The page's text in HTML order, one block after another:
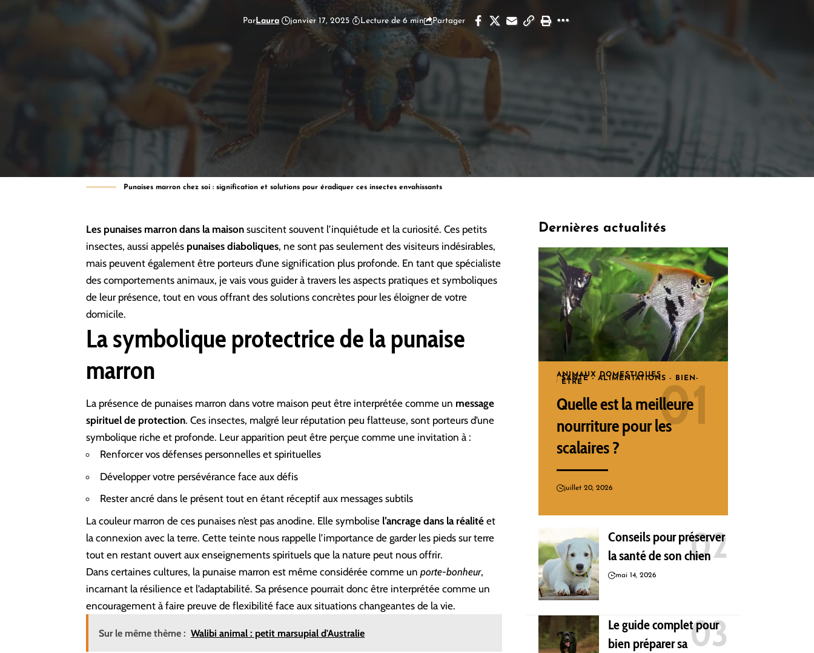
Par Laura janvier 17, 2025 Lecture de 6 min Partager
Punaises marron chez soi : signification et solutions pour éradiquer ces insectes envahissants
Les punaises marron dans la maison suscitent souvent l’inquiétude et la curiosité. Ces petits
insectes, aussi appelés punaises diaboliques, ne sont pas seulement des visiteurs indésirables,
mais peuvent également être porteurs d’une signification plus profonde. En tant que spécialiste
des comportements animaux, je vais vous guider à travers les aspects pratiques et symboliques
de leur présence, tout en vous offrant des solutions concrètes pour les éloigner de votre
domicile.
La symbolique protectrice de la punaise
marron
La présence de punaises marron dans votre maison peut être interprétée comme un message
spirituel de protection. Ces insectes, malgré leur réputation peu flatteuse, sont porteurs d’une
symbolique riche et profonde. Leur apparition peut être perçue comme une invitation à :
Renforcer vos défenses personnelles et spirituelles
Développer votre persévérance face aux défis
Rester ancré dans le présent tout en étant réceptif aux messages subtils
La couleur marron de ces punaises n’est pas anodine. Elle symbolise l’ancrage dans la réalité et
la connexion avec la terre. Cette teinte nous rappelle l’importance de garder les pieds sur terre
tout en restant ouvert aux enseignements spirituels que la nature peut nous offrir.
Dans certaines cultures, la punaise marron est même considérée comme un porte-bonheur,
incarnant la résilience et l’adaptabilité. Sa présence pourrait donc être interprétée comme un
encouragement à faire preuve de flexibilité face aux situations changeantes de la vie.
Sur le même thème : Walibi animal : petit marsupial d'Australie
Dernières actualités
ANIMAUX DOMESTIQUES
SANTÉ - ALIMENTATIONS - BIEN-
ÊTRE
Quelle est la meilleure
nourriture pour les
scalaires ?
juillet 20, 2026
Conseils pour préserver
la santé de son chien
mai 14, 2026
Le guide complet pour
bien préparer sa